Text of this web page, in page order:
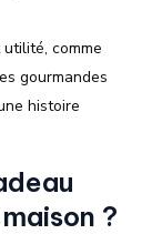
comme
gourmandes
histoire
?